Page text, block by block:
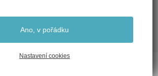
Ano, v pořádku
Nastavení cookies